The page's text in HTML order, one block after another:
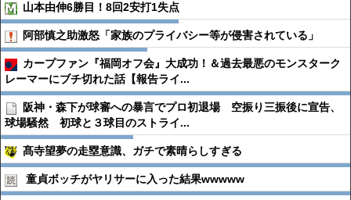
山本由伸6勝目！8回2安打1失点
阿部慎之助激怒「家族のプライバシー等が侵害されている」
カープファン『福岡オフ会』大成功！＆過去最悪のモンスターク
レーマーにブチ切れた話【報告ライ...
阪神・森下が球審への暴言でプロ初退場 空振り三振後に宣告、
球場騒然 初球と３球目のストライ...
髙寺望夢の走塁意識、ガチで素晴らしすぎる
童貞ボッチがヤリサーに入った結果wwwww